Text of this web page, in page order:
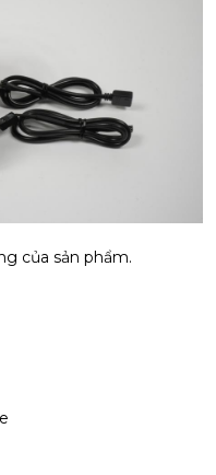
của sản phẩm.